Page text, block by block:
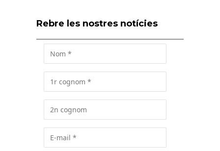
Rebre les nostres notícies